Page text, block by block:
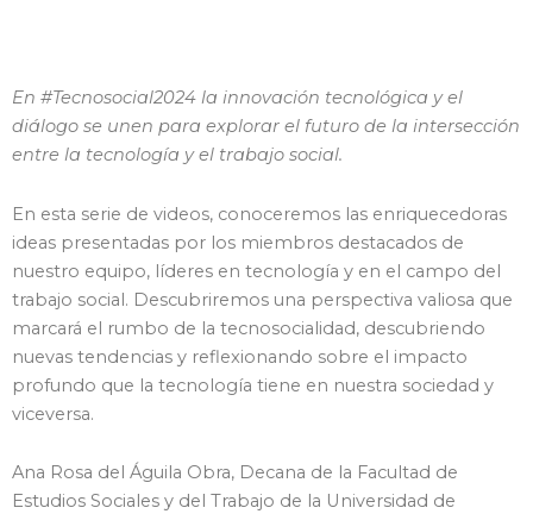
En #Tecnosocial2024 la innovación tecnológica y el
diálogo se unen para explorar el futuro de la intersección
entre la tecnología y el trabajo social.
En esta serie de videos, conoceremos las enriquecedoras
ideas presentadas por los miembros destacados de
nuestro equipo, líderes en tecnología y en el campo del
trabajo social. Descubriremos una perspectiva valiosa que
marcará el rumbo de la tecnosocialidad, descubriendo
nuevas tendencias y reflexionando sobre el impacto
profundo que la tecnología tiene en nuestra sociedad y
viceversa.
Ana Rosa del Águila Obra, Decana de la Facultad de
Estudios Sociales y del Trabajo de la Universidad de